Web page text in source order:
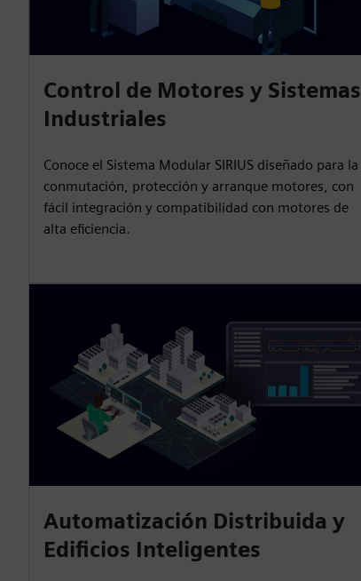
Control de Motores y Sistemas
Industriales
Conoce el Sistema Modular SIRIUS diseñado para la
conmutación, protección y arranque motores, con
fácil integración y compatibilidad con motores de
alta eficiencia.
Automatización Distribuida y
Edificios Inteligentes